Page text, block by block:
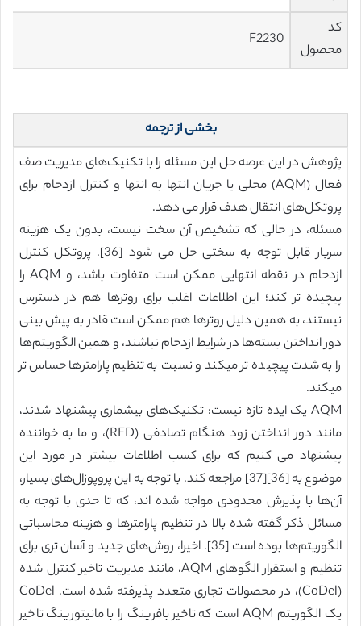
کد
محصول
F2230
بخشی از ترجمه
پژوهش در این عرصه حل این مسئله را با تکنیک‌های مدیریت صف
فعال (AQM) محلی یا جریان انتها به انتها و کنترل ازدحام برای
پروتکل‌های انتقال هدف قرار می دهد.
مسئله، در حالی که تشخیص آن سخت نیست، بدون یک هزینه
سربار قابل توجه به سختی حل می شود [36]. پروتکل کنترل
ازدحام در نقطه انتهایی ممکن است متفاوت باشد، و AQM را
پیچیده تر کند؛ این اطلاعات اغلب برای روترها هم در دسترس
نیستند، به همین دلیل روترها هم ممکن است قادر به پیش بینی
دور انداختن بسته‌ها در شرایط ازدحام نباشند، و همین الگوریتم‌ها
را به شدت پیچیده تر میکند و نسبت به تنظیم پارامترها حساس تر
میکند.
AQM یک ایده تازه نیست: تکنیک‌های بیشماری پیشنهاد شدند،
مانند دور انداختن زود هنگام تصادفی (RED)، و ما به خواننده
پیشنهاد می کنیم که برای کسب اطلاعات بیشتر در مورد این
موضوع به [36][37] مراجعه کند. با توجه به این پروپوزال‌های بسیار،
آن‌ها با پذیرش محدودی مواجه شده اند، که تا حدی با توجه به
مسائل ذکر گفته شده بالا در تنظیم پارامترها و هزینه محاسباتی
الگوریتم‌ها بوده است [35]. اخیرا، روش‌های جدید و آسان تری برای
تنظیم و استقرار الگوهای AQM، مانند مدیریت تاخیر کنترل شده
(CoDel)، در محصولات تجاری متعدد پذیرفته شده است. CoDel
یک الگوریتم AQM است که تاخیر بافرینگ را با مانیتورینگ تاخیر